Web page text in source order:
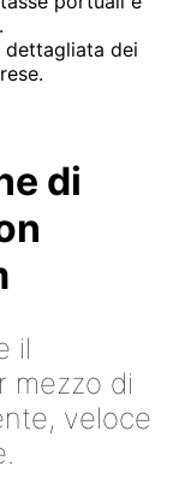
dettagliata dei
di
il
mezzo di
veloce